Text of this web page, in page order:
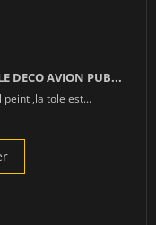
DECO AVION PUB...
,la tole est...